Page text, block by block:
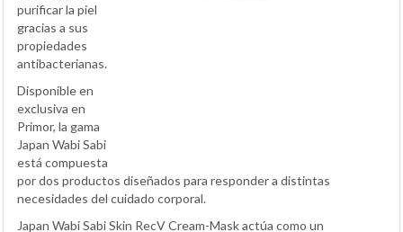
purificar la piel
gracias a sus
propiedades
antibacterianas.
Disponible en
exclusiva en
Primor, la gama
Japan Wabi Sabi
está compuesta
por dos productos diseñados para responder a distintas
necesidades del cuidado corporal.
Japan Wabi Sabi Skin RecV Cream-Mask actúa como un